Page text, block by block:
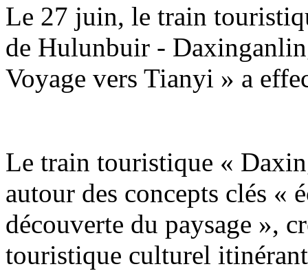
Le 27 juin, le train
de Hulunbuir -
Voyage vers Tianyi » a
Le train touristique «
autour des concepts clés «
découverte du paysage »,
touristique culturel